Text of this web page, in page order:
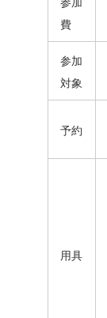
費
参加
対象
予約
用具